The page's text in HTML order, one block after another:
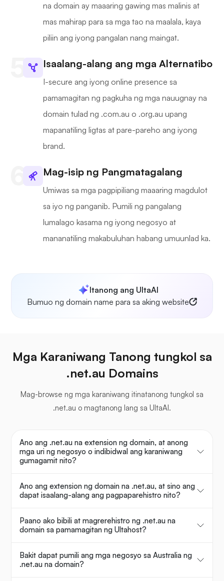
na domain ay maaaring gawing mas malinis at
mas mahirap para sa mga tao na maalala, kaya
piliin ang iyong pangalan nang maingat.
Isaalang-alang ang mga Alternatibo
I-secure ang iyong online presence sa
pamamagitan ng pagkuha ng mga nauugnay na
domain tulad ng .com.au o .org.au upang
mapanatiling ligtas at pare-pareho ang iyong
brand.
Mag-isip ng Pangmatagalang
Umiwas sa mga pagpipiliang maaaring magdulot
sa iyo ng panganib. Pumili ng pangalang
lumalago kasama ng iyong negosyo at
mananatiling makabuluhan habang umuunlad ka.
Itanong ang UltaAI
Bumuo ng domain name para sa aking website
Mga Karaniwang Tanong tungkol sa
.net.au Domains
Mag-browse ng mga karaniwang itinatanong tungkol sa
.net.au o magtanong lang sa UltaAI.
Ano ang .net.au na extension ng domain, at anong
mga uri ng negosyo o indibidwal ang karaniwang
gumagamit nito?
Ano ang extension ng domain na .net.au, at sino ang
dapat isaalang-alang ang pagpaparehistro nito?
Paano ako bibili at magrerehistro ng .net.au na
domain sa pamamagitan ng Ultahost?
Bakit dapat pumili ang mga negosyo sa Australia ng
.net.au na domain?